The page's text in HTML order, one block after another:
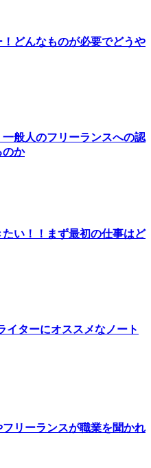
どんなものが必要でどうや
一般人のフリーランスへの認
のか
い！！まず最初の仕事はど
イターにオススメなノート
リーランスが職業を聞かれ